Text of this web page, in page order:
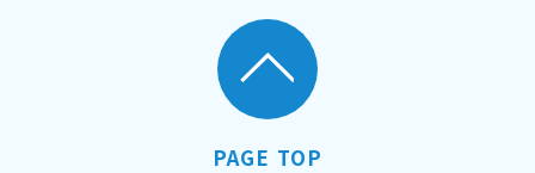
PAGE TOP